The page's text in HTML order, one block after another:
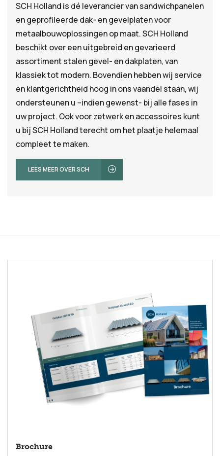
SCH Holland is dé leverancier van sandwichpanelen
en geprofileerde dak- en gevelplaten voor
metaalbouwoplossingen op maat. SCH Holland
beschikt over een uitgebreid en gevarieerd
assortiment stalen gevel- en dakplaten, van
klassiek tot modern. Bovendien hebben wij service
en klantgerichtheid hoog in ons vaandel staan, wij
ondersteunen u –indien gewenst- bij alle fases in
uw project. Ook voor zetwerk en accessoires kunt
u bij SCH Holland terecht om het plaatje helemaal
compleet te maken.
LEES MEER OVER SCH
Brochure
op zoek?
ZOEKEN